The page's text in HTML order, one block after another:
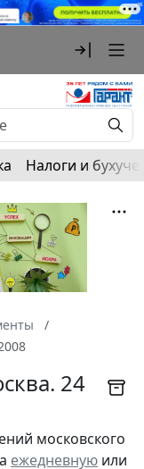
Налоги и
24
московского
ежедневную или